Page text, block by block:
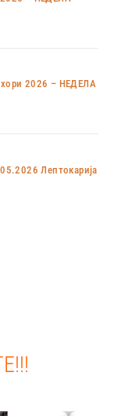
2026 – НЕДЕЛА
Лептокарија